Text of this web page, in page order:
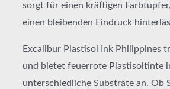
sorgt für einen kräftigen
einen bleibenden Eindruck
Excalibur Plastisol Ink Philippines
und bietet feuerrote Plastisoltinte
unterschiedliche Substrate an. Ob